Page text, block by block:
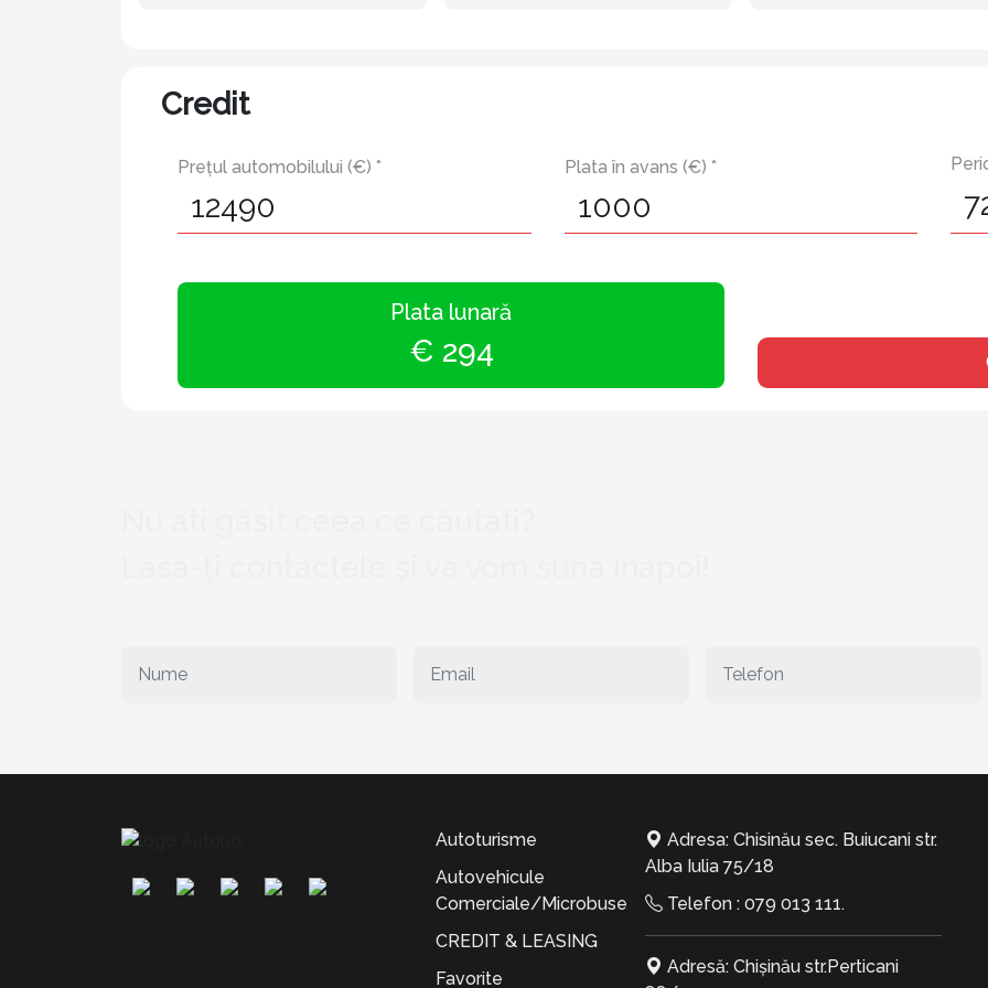
Credit
Prețul automobilului (€) * Plata în avans (€) *
Plata lunară
€ 294
Autoturisme
Autovehicule
Comerciale/Microbuse
CREDIT & LEASING
Favorite
Adresa: Chisinău sec. Buiucani str.
Alba Iulia 75/18
Telefon : 079 013 111.
Adresă: Chișinău str.Perticani